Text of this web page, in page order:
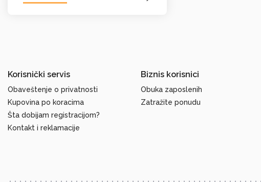
Korisnički servis
Obaveštenje o privatnosti
Kupovina po koracima
Šta dobijam registracijom?
Kontakt i reklamacije
Biznis korisnici
Obuka zaposlenih
Zatražite ponudu